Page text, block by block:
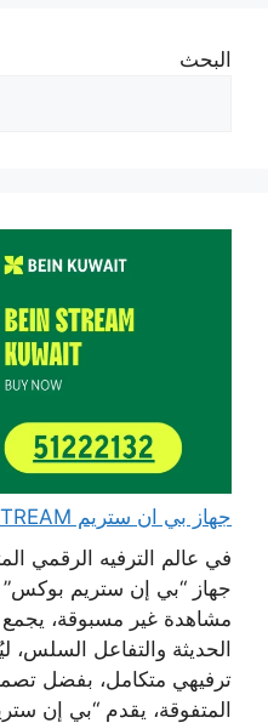
البحث
جهاز بي ان ستريم beIN STREAM الكويت مع اشتراك
في عالم الترفيه الرقمي
جهاز “بي إن ستريم بوكس”
مشاهدة غير مسبوقة، يجمع
الحديثة والتفاعل السلس،
ترفيهي متكامل، بفضل
المتفوقة، يقدم “بي إن